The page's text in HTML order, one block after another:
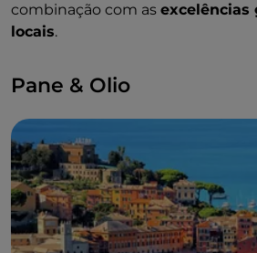
combinação com as excelências
locais.
Pane & Olio